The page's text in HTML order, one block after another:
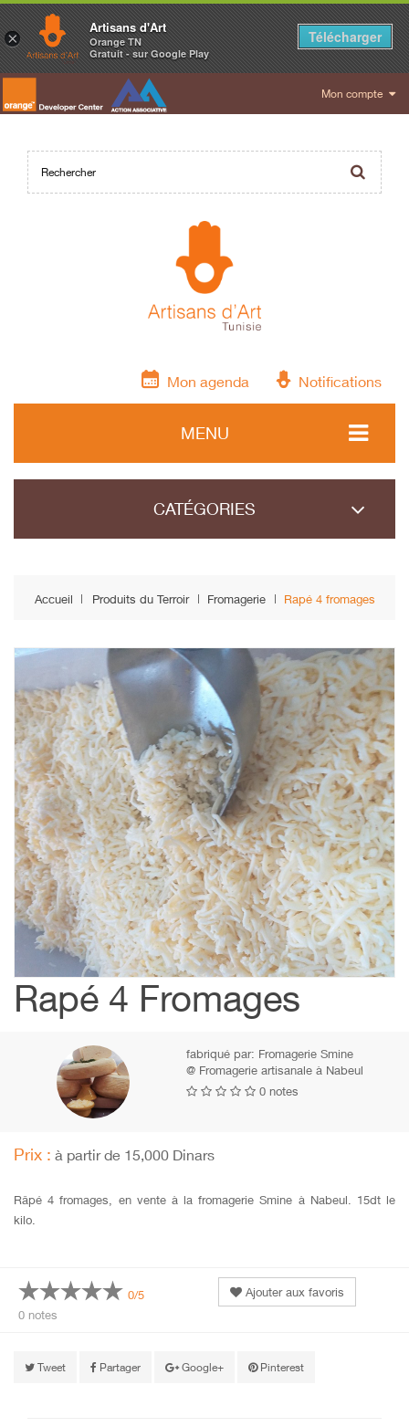
Mon compte
Mon agenda Notifications
MENU
CATÉGORIES
Accueil Produits du Terroir Fromagerie Rapé 4 fromages
Rapé 4 Fromages
fabriqué par: Fromagerie Smine
@ Fromagerie artisanale à Nabeul
0 notes
Prix : à partir de 15,000 Dinars
Râpé 4 fromages, en vente à la fromagerie Smine à Nabeul. 15dt le
kilo.
0/5
Ajouter aux favoris
0 notes
Tweet Partager Google+ Pinterest
×
Artisans d'Art
Orange TN
Gratuit - sur Google Play
Télécharger